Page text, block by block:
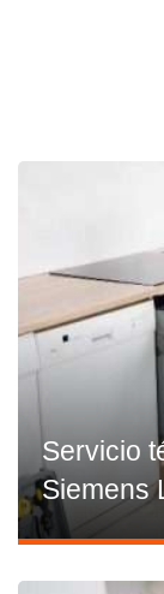
Servicio
Siemens